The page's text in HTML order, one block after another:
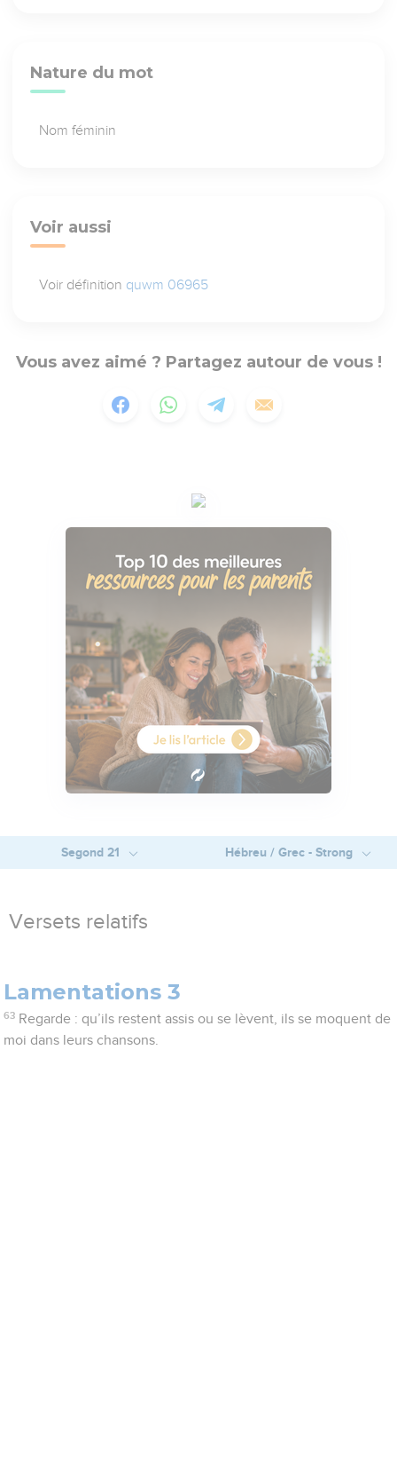
Nature du mot
Nom féminin
Voir aussi
Voir définition quwm 06965
Vous avez aimé ? Partagez autour de vous !
Segond 21 Hébreu / Grec - Strong
Versets relatifs
Lamentations 3
63 Regarde : qu’ils restent assis ou se lèvent, ils se moquent de
moi dans leurs chansons.